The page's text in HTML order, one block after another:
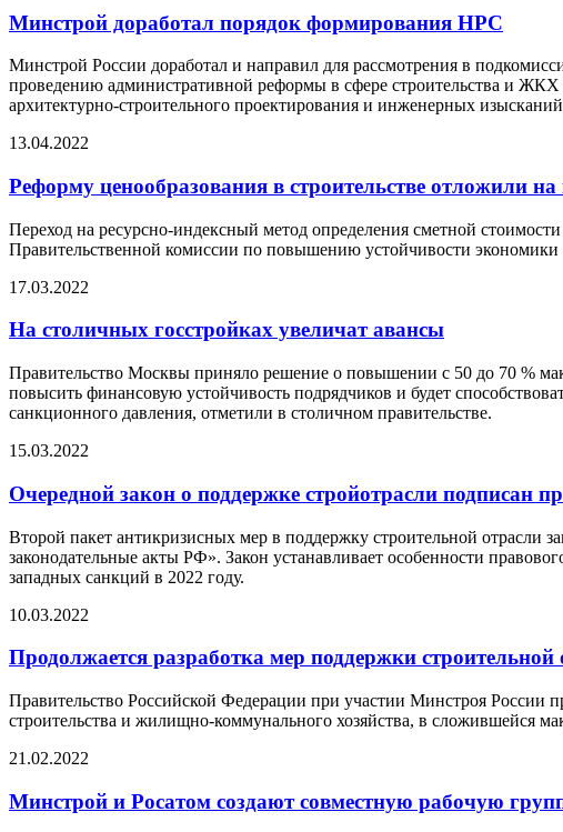
Минстрой доработал порядок формирования НРС
Минстрой России доработал и направил для рассмотрения в
проведению административной реформы в сфере строительства и ЖКХ
архитектурно-строительного проектирования и инженерных
13.04.2022
Реформу ценообразования в строительстве отложили на
Переход на ресурсно-индексный метод определения сметной
Правительственной комиссии по повышению устойчивости
17.03.2022
На столичных госстройках увеличат авансы
Правительство Москвы приняло решение о повышении с 50 до 70 %
повысить финансовую устойчивость подрядчиков и будет
санкционного давления, отметили в столичном правительстве.
15.03.2022
Очередной закон о поддержке стройотрасли подписан
Второй пакет антикризисных мер в поддержку строительной отрасли
законодательные акты РФ». Закон устанавливает особенности
западных санкций в 2022 году.
10.03.2022
Продолжается разработка мер поддержки
Правительство Российской Федерации при участии Минстроя России
строительства и жилищно-коммунального хозяйства, в сложившейся
21.02.2022
Минстрой и Росатом создают совместную рабочую